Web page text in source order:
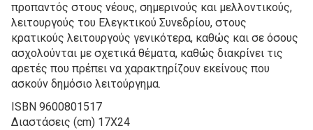
προπαντός στους νέους, σημερινούς και μελλοντικούς,
λειτουργούς του Ελεγκτικού Συνεδρίου, στους
κρατικούς λειτουργούς γενικότερα, καθώς και σε όσους
ασχολούνται με σχετικά θέματα, καθώς διακρίνει τις
αρετές που πρέπει να χαρακτηρίζουν εκείνους που
ασκούν δημόσιο λειτούργημα.
ISBN 9600801517
Διαστάσεις (cm) 17Χ24